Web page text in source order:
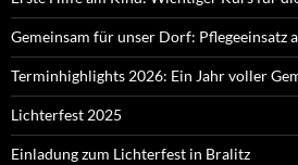
Gemeinsam für unser Dorf: Pflegeeinsatz
Terminhighlights 2026: Ein Jahr voller
Lichterfest 2025
Einladung zum Lichterfest in Bralitz